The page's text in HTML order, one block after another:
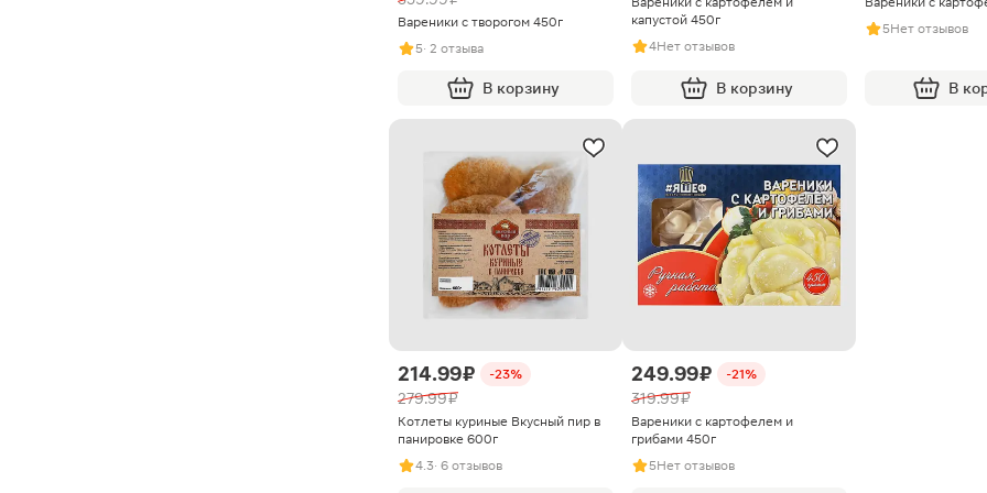
Вареники с творогом 450г
5· 2 отзыва
В корзину
капустой 450г
4Нет отзывов
В корзину
5Нет отзывов
В
214.99 ₽ -23%
279.99 ₽
Котлеты куриные Вкусный пир в
панировке 600г
4.3· 6 отзывов
249.99 ₽ -21%
319.99 ₽
Вареники с картофелем и
грибами 450г
5Нет отзывов